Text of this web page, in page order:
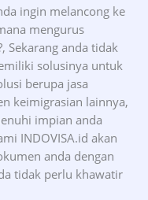
ingin melancong ke
mengurus
Sekarang anda tidak
solusinya untuk
berupa jasa
keimigrasian lainnya,
impian anda
INDOVISA.id akan
anda dengan
tidak perlu khawatir